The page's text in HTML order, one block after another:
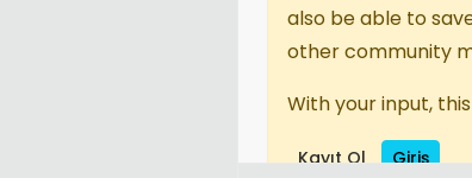
also be able to
other community
With your input,
Kayıt Ol Giriş